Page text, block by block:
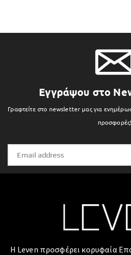
Εγγράψου στο
Γραφτείτε στο newsletter μας για
προσφορές!
Η Leven προσφέρει κορυφαία